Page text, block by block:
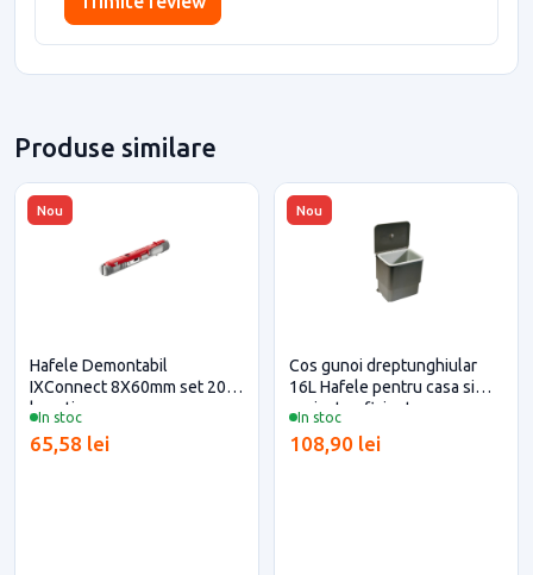
Produse similare
Nou
In stoc
Hafele Demontabil
IXConnect 8X60mm set 20
bucati
65,58 lei
Nou
In stoc
Cos gunoi dreptunghiular
16L Hafele pentru casa si
proiecte eficiente
108,90 lei